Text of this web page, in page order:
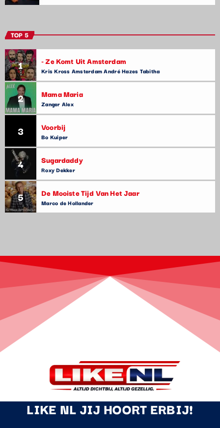
TOP 5
1 - Ze Komt Uit Amsterdam
Kris Kross Amsterdam André Hazes Tabitha
2 Mama Maria
Zanger Alex
3 Voorbij
Bo Kuiper
4 Sugardaddy
Roxy Dekker
5 De Mooiste Tijd Van Het Jaar
Marco de Hollander
LIKE NL JIJ HOORT ERBIJ!